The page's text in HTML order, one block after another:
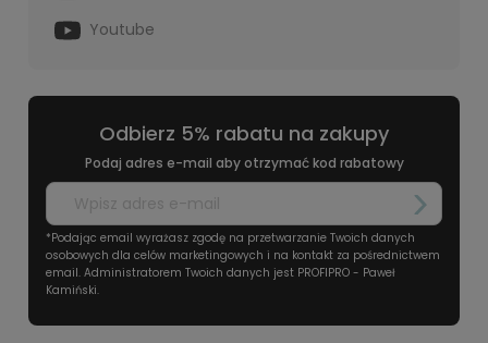
Youtube
Odbierz 5% rabatu na zakupy
Podaj adres e-mail aby otrzymać kod rabatowy
*Podając email wyrażasz zgodę na przetwarzanie Twoich danych
osobowych dla celów marketingowych i na kontakt za pośrednictwem
email. Administratorem Twoich danych jest PROFIPRO - Paweł
Kamiński.